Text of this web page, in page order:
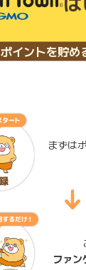
ポイントを貯め
まずは
ファン